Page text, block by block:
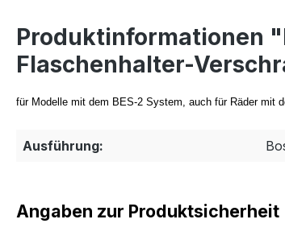
Produktinformationen
Flaschenhalter-
für Modelle mit dem BES-2 System, auch für Räder mit
Ausführung:
Angaben zur Produktsicherheit